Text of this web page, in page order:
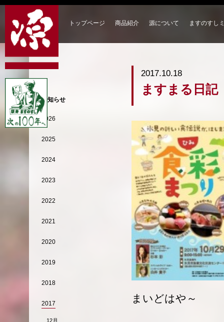
トップページ 商品紹介 源について ますのすし
2017.10.18
ますまる日記
まいどはや～
お知らせ
2026
2025
2024
2023
2022
2021
2020
2019
2018
2017
12月